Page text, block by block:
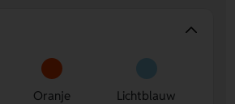
naam of eigen ontwerp toevoegen.
gebruikDoor het polykatoen neem
fijn mee en droogt hij comfortabel af.
Verkrijgbaar in Naturel, Oranje,
Oranje Lichtblauw